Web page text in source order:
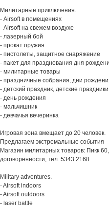
Милитарные приключения.
- Airsoft в помещениях
- Airsoft на свежем воздухе
- лазерный бой
- прокат оружия
- пистолеты, защитное снаряжение
- пакет для празднования дня
- милитарные товары
- праздничные собрания, дни
- детский праздник, детские праздники
- день рождения
- мальчишник
- девчачья вечеринка
Игровая зона вмещает до 20 человек.
Предлагаем экстремальные события
Магазин милитарных товаров: Пикк
договорённости, тел. 5343 2168
Military adventures.
- Airsoft indoors
- Airsoft outdoors
- laser battle